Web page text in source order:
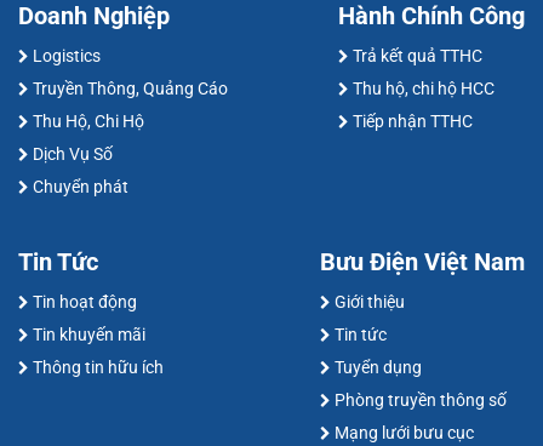
Doanh Nghiệp
Logistics
Truyền Thông, Quảng Cáo
Thu Hộ, Chi Hộ
Dịch Vụ Số
Chuyển phát
Hành Chính Công
Trả kết quả TTHC
Thu hộ, chi hộ HCC
Tiếp nhận TTHC
Tin Tức
Tin hoạt động
Tin khuyến mãi
Thông tin hữu ích
Bưu Điện Việt Nam
Giới thiệu
Tin tức
Tuyển dụng
Phòng truyền thông số
Mạng lưới bưu cục